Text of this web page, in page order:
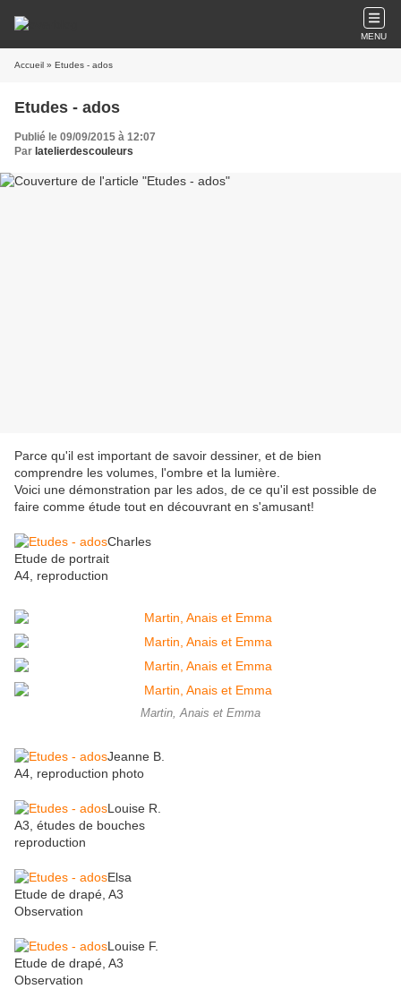
MENU
Accueil » Etudes - ados
Etudes - ados
Publié le 09/09/2015 à 12:07
Par latelierdescouleurs
Parce qu'il est important de savoir dessiner, et de bien
comprendre les volumes, l'ombre et la lumière.
Voici une démonstration par les ados, de ce qu'il est possible de
faire comme étude tout en découvrant en s'amusant!
Charles
Etude de portrait
A4, reproduction
Martin, Anais et Emma
Jeanne B.
A4, reproduction photo
Louise R.
A3, études de bouches
reproduction
Elsa
Etude de drapé, A3
Observation
Louise F.
Etude de drapé, A3
Observation